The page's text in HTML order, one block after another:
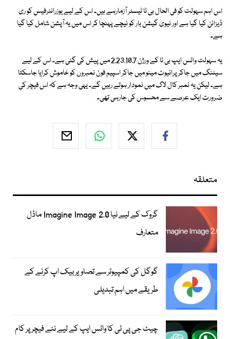
اس اہم سہولت کو فی الحال بی ٹا ٹیسٹر آزمارہے ہیں۔ اس کے لیے یوزرانٹرفیس کو ری
ڈیزائن کیا گیا ہے اور نیوی گیشن بار کو نیچے پہنچا کر اس میں یہ آپشن شامل کیا گیا
ہے۔
یہ سہولت واٹس ایپ بی ٹا کے ورژن 2.23.10.7 میں پیش کی گئی ہے۔ اس کے لیے
سیٹنگ میں جاکر پرائیوٹ مینو میں جاکر اسپیم فون نمبروں کو خاموش کرایا جاسکتا
ہے۔ لیکن یہ نمبر کال لاگ میں نمودار ہوتے رہیں گے۔ یہی وجہ ہے کہ اس فیچر کی
ضرورت ایک عرصے سے محسوس کی جارہی تھی۔
متعلقہ
گروک کے لیے نیا Imagine Image 2.0 ماڈل
متعارف
گوگل کی کمپیوٹر سے تصاویر بیک اپ کرنے کے
طریقے میں اہم تبدیلی
چیٹ جی پی ٹی کا واٹس ایپ کے لیے نئے فیچر پر کام